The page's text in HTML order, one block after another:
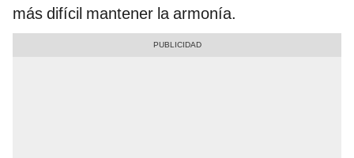
más difícil mantener la armonía.